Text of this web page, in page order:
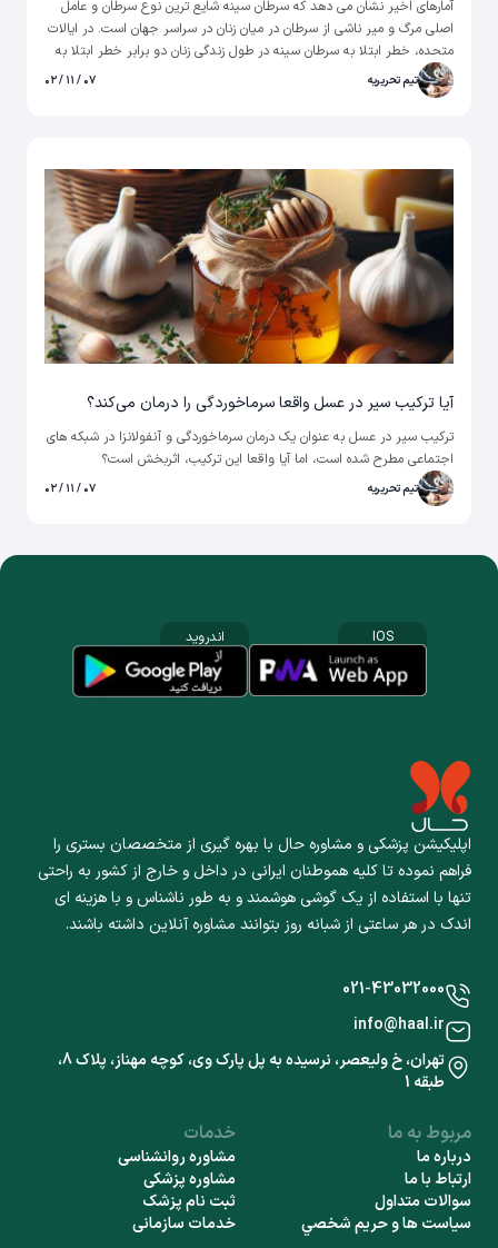
آمارهای اخیر نشان می دهد که سرطان سینه شایع ترین نوع سرطان و عامل
اصلی مرگ و میر ناشی از سرطان در میان زنان در سراسر جهان است. در ایالات
متحده، خطر ابتلا به سرطان سینه در طول زندگی زنان دو برابر خطر ابتلا به
سرطان ریه است.
تیم تحریریه ۰۷ / ۱۱ / ۰۲
آیا ترکیب سیر در عسل واقعا سرماخوردگی را درمان می‌کند؟
ترکیب سیر در عسل به عنوان یک درمان سرماخوردگی و آنفولانزا در شبکه های
اجتماعی مطرح شده است، اما آیا واقعا این ترکیب، اثربخش است؟
تیم تحریریه ۰۷ / ۱۱ / ۰۲
اپلیکیشن پزشکی و مشاوره حال با بهره گیری از متخصصان بستری را
فراهم نموده تا کلیه هموطنان ایرانی در داخل و خارج از کشور به راحتی
تنها با استفاده از یک گوشی هوشمند و به طور ناشناس و با هزینه ای
اندک در هر ساعتی از شبانه روز بتوانند مشاوره آنلاین داشته باشند.
IOS اندروید
مربوط به ما
درباره ما
ارتباط با ما
سوالات متداول
سياست ها و حريم شخصي
خدمات
مشاوره روانشناسی
مشاوره پزشکی
ثبت نام پزشک
خدمات سازمانی
021-43032000
info@haal.ir
تهران، خ ولیعصر، نرسیده به پل پارک وی، کوچه مهناز، پلاک 8،
طبقه 1